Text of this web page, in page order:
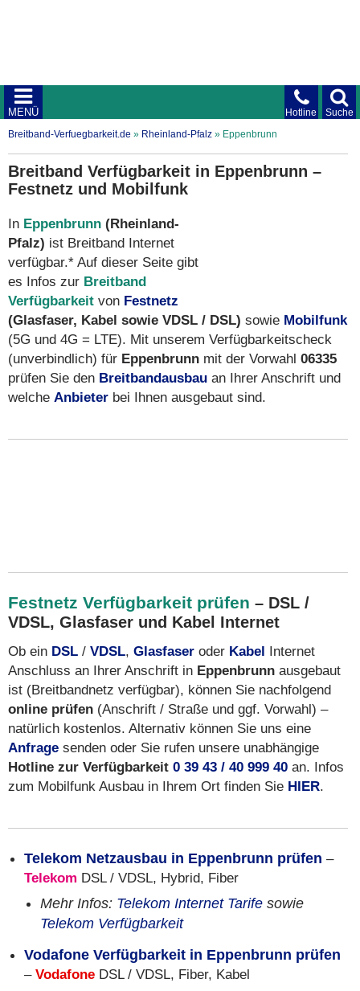
Suche
Hotline
MENÜ
Breitband-Verfuegbarkeit.de » Rheinland-Pfalz » Eppenbrunn
Breitband Verfügbarkeit in Eppenbrunn –
Festnetz und Mobilfunk
In Eppenbrunn (Rheinland-
Pfalz) ist Breitband Internet
verfügbar.* Auf dieser Seite gibt
es Infos zur Breitband
Verfügbarkeit von Festnetz
(Glasfaser, Kabel sowie VDSL / DSL) sowie Mobilfunk
(5G und 4G = LTE). Mit unserem Verfügbarkeitscheck
(unverbindlich) für Eppenbrunn mit der Vorwahl 06335
prüfen Sie den Breitbandausbau an Ihrer Anschrift und
welche Anbieter bei Ihnen ausgebaut sind.
Festnetz Verfügbarkeit prüfen – DSL /
VDSL, Glasfaser und Kabel Internet
Ob ein DSL / VDSL, Glasfaser oder Kabel Internet
Anschluss an Ihrer Anschrift in Eppenbrunn ausgebaut
ist (Breitbandnetz verfügbar), können Sie nachfolgend
online prüfen (Anschrift / Straße und ggf. Vorwahl) –
natürlich kostenlos. Alternativ können Sie uns eine
Anfrage senden oder Sie rufen unsere unabhängige
Hotline zur Verfügbarkeit 0 39 43 / 40 999 40 an. Infos
zum Mobilfunk Ausbau in Ihrem Ort finden Sie HIER.
Telekom Netzausbau in Eppenbrunn prüfen –
Telekom DSL / VDSL, Hybrid, Fiber
Mehr Infos: Telekom Internet Tarife sowie
Telekom Verfügbarkeit
Vodafone Verfügbarkeit in Eppenbrunn prüfen
– Vodafone DSL / VDSL, Fiber, Kabel